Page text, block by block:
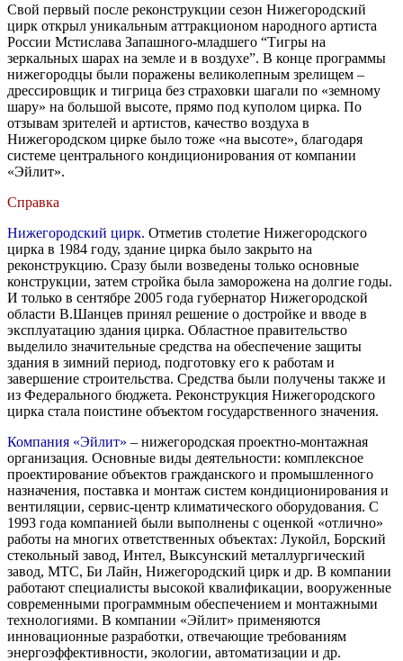
Свой первый после реконструкции сезон Нижегородский
цирк открыл уникальным аттракционом народного артиста
России Мстислава Запашного-младшего “Тигры на
зеркальных шарах на земле и в воздухе”. В конце программы
нижегородцы были поражены великолепным зрелищем –
дрессировщик и тигрица без страховки шагали по «земному
шару» на большой высоте, прямо под куполом цирка. По
отзывам зрителей и артистов, качество воздуха в
Нижегородском цирке было тоже «на высоте», благодаря
системе центрального кондиционирования от компании
«Эйлит».
Справка
Нижегородский цирк. Отметив столетие Нижегородского
цирка в 1984 году, здание цирка было закрыто на
реконструкцию. Сразу были возведены только основные
конструкции, затем стройка была заморожена на долгие годы.
И только в сентябре 2005 года губернатор Нижегородской
области В.Шанцев принял решение о достройке и вводе в
эксплуатацию здания цирка. Областное правительство
выделило значительные средства на обеспечение защиты
здания в зимний период, подготовку его к работам и
завершение строительства. Средства были получены также и
из Федерального бюджета. Реконструкция Нижегородского
цирка стала поистине объектом государственного значения.
Компания «Эйлит» – нижегородская проектно-монтажная
организация. Основные виды деятельности: комплексное
проектирование объектов гражданского и промышленного
назначения, поставка и монтаж систем кондиционирования и
вентиляции, сервис-центр климатического оборудования. С
1993 года компанией были выполнены с оценкой «отлично»
работы на многих ответственных объектах: Лукойл, Борский
стекольный завод, Интел, Выксунский металлургический
завод, МТС, Би Лайн, Нижегородский цирк и др. В компании
работают специалисты высокой квалификации, вооруженные
современными программным обеспечением и монтажными
технологиями. В компании «Эйлит» применяются
инновационные разработки, отвечающие требованиям
энергоэффективности, экологии, автоматизации и др.